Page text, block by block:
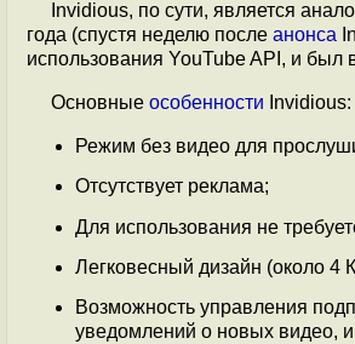
Invidious, по сути, является
года (спустя неделю после анонса
использования YouTube API, и был
Основные особенности Invidious:
Режим без видео для
Отсутствует реклама;
Для использования не
Легковесный дизайн (около 4
Возможность управления
уведомлений о новых видео,